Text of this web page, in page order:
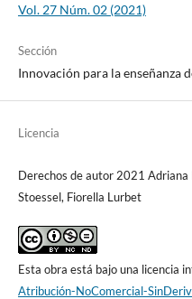
Vol. 27 Núm. 02 (2021)
Sección
Innovación para la enseñanza
Licencia
Derechos de autor 2021
Stoessel, Fiorella Lurbet
Esta obra está bajo una licencia
Atribución-NoComercial-